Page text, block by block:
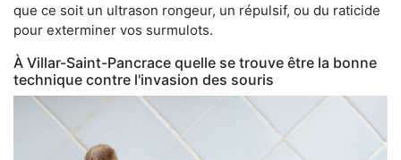
que ce soit un ultrason rongeur, un répulsif, ou du raticide
pour exterminer vos surmulots.
À Villar-Saint-Pancrace quelle se trouve être la bonne
technique contre l'invasion des souris